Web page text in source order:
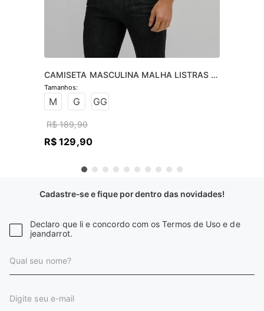
CAMISETA MASCULINA MALHA LISTRAS
MANGA
M G GG
R$ 189,90
R$ 129,90
Cadastre-se e fique por dentro das novidades!
Declaro que li e concordo com os Termos de Uso e de
jeandarrot.